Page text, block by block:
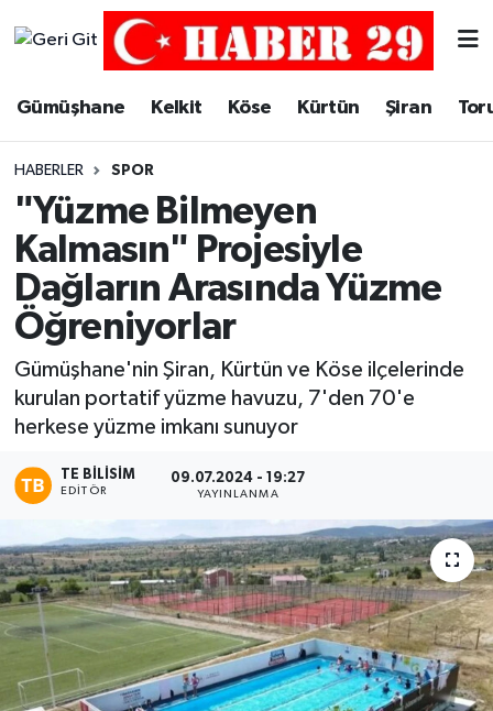
Gümüşhane Kelkit Köse Kürtün Şiran
HABERLER SPOR
"Yüzme Bilmeyen
Kalmasın" Projesiyle
Dağların Arasında Yüzme
Öğreniyorlar
Gümüşhane'nin Şiran, Kürtün ve Köse ilçelerinde
kurulan portatif yüzme havuzu, 7'den 70'e
herkese yüzme imkanı sunuyor
TE BILISIM
EDITÖR
09.07.2024 - 19:27
YAYINLANMA
Merkez Trafik Yoğunluk Haritası
Süper Lig Puan Durumu ve Fikstür
Tüm Manşetler
Son Dakika Haberleri
Haber Arşivi